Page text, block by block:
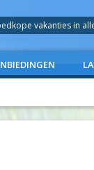
vakanties in